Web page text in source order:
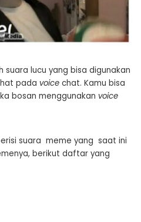
suara lucu yang bisa digunakan
pada voice chat. Kamu bisa
bosan menggunakan voice
suara meme yang saat ini
berikut daftar yang